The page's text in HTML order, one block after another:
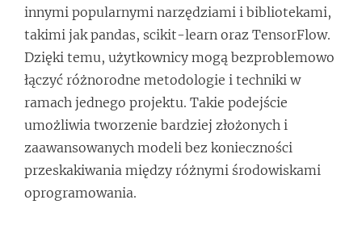
innymi popularnymi narzędziami i bibliotekami,
takimi jak pandas, scikit-learn oraz TensorFlow.
Dzięki temu, użytkownicy mogą bezproblemowo
łączyć różnorodne metodologie i techniki w
ramach jednego projektu. Takie podejście
umożliwia tworzenie bardziej złożonych i
zaawansowanych modeli bez konieczności
przeskakiwania między różnymi środowiskami
oprogramowania.